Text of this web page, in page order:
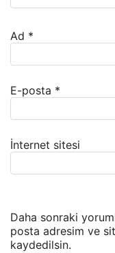
Ad *
E-posta *
İnternet sitesi
Daha sonraki
posta adresim ve
kaydedilsin.